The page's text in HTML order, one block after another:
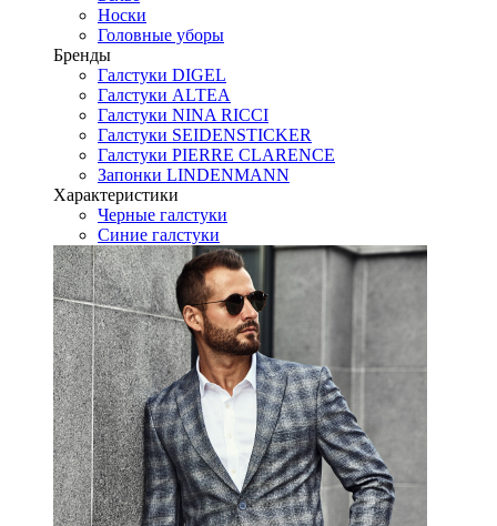
Носки
Головные уборы
Бренды
Галстуки DIGEL
Галстуки ALTEA
Галстуки NINA RICCI
Галстуки SEIDENSTICKER
Галстуки PIERRE CLARENCE
Запонки LINDENMANN
Характеристики
Черные галстуки
Синие галстуки